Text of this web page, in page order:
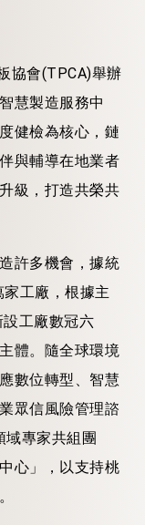
協會(TPCA)舉辦
慧製造服務中
健檢為核心，鏈
與輔導在地業者
級，打造共榮共
許多機會，據統
工廠，根據主
工廠數冠六
體。隨全球環境
數位轉型、智慧
眾信風險管理諮
專家共組團
心」，以支持桃